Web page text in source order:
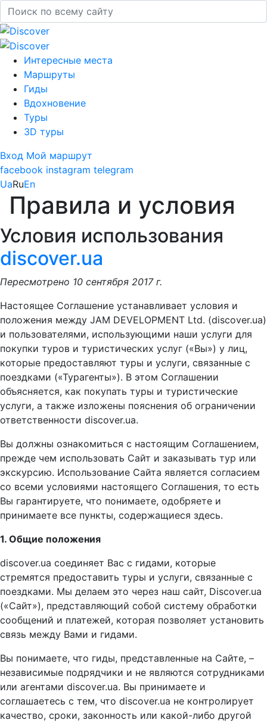
Интересные места
Маршруты
Гиды
Вдохновение
Туры
3D туры
Вход Мой маршрут
facebook instagram telegram
UaRuEn
Правила и условия
Условия использования
discover.ua
Пересмотрено 10 сентября 2017 г.
Настоящее Соглашение устанавливает условия и
положения между JAM DEVELOPMENT Ltd. (discover.ua)
и пользователями, использующими наши услуги для
покупки туров и туристических услуг («Вы») у лиц,
которые предоставляют туры и услуги, связанные с
поездками («Турагенты»). В этом Соглашении
объясняется, как покупать туры и туристические
услуги, а также изложены пояснения об ограничении
ответственности discover.ua.
Вы должны ознакомиться с настоящим Соглашением,
прежде чем использовать Сайт и заказывать тур или
экскурсию. Использование Сайта является согласием
со всеми условиями настоящего Соглашения, то есть
Вы гарантируете, что понимаете, одобряете и
принимаете все пункты, содержащиеся здесь.
1. Общие положения
discover.ua соединяет Вас с гидами, которые
стремятся предоставить туры и услуги, связанные с
поездками. Мы делаем это через наш сайт, Discover.ua
(«Сайт»), представляющий собой систему обработки
сообщений и платежей, которая позволяет установить
связь между Вами и гидами.
Вы понимаете, что гиды, представленные на Сайте, –
независимые подрядчики и не являются сотрудниками
или агентами discover.ua. Вы принимаете и
соглашаетесь с тем, что discover.ua не контролирует
качество, сроки, законность или какой-либо другой